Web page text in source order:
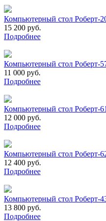
Компьютерный стол Роберт-
15 200 руб.
Подробнее
Компьютерный стол Роберт-
11 000 руб.
Подробнее
Компьютерный стол Роберт-61
12 000 руб.
Подробнее
Компьютерный стол Роберт-
12 400 руб.
Подробнее
Компьютерный стол Роберт-
13 800 руб.
Подробнее